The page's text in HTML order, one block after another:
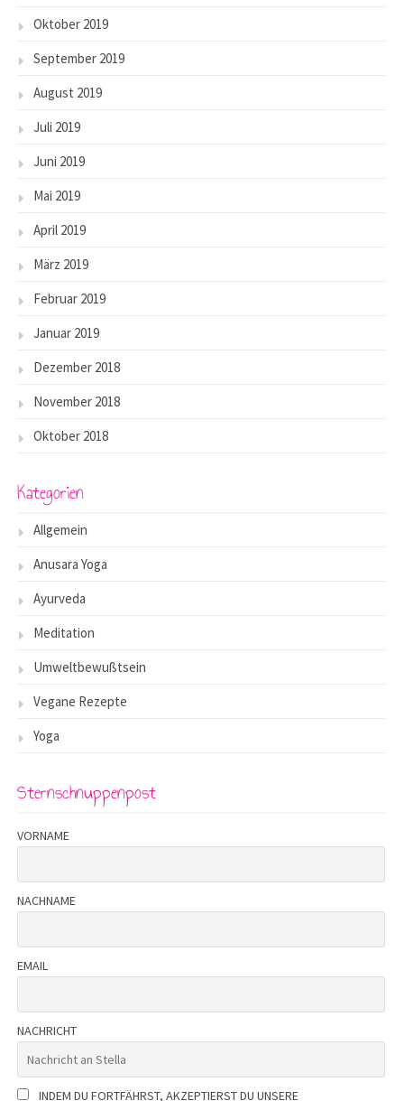
Oktober 2019
September 2019
August 2019
Juli 2019
Juni 2019
Mai 2019
April 2019
März 2019
Februar 2019
Januar 2019
Dezember 2018
November 2018
Oktober 2018
Kategorien
Allgemein
Anusara Yoga
Ayurveda
Meditation
Umweltbewußtsein
Vegane Rezepte
Yoga
Sternschnuppenpost
VORNAME
NACHNAME
EMAIL
NACHRICHT
INDEM DU FORTFÄHRST, AKZEPTIERST DU UNSERE